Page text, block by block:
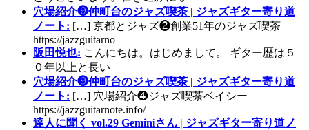
穴場紹介❾仲町台のジャズ喫茶 | ジャズギター寄り道
ノート: […] 京都とジャズ❷創業51年のジャズ喫茶
https://jazzguitarno
阪田悦也: こんにちは。はじめまして。 ギター歴は５
０年以上と長い
穴場紹介❾仲町台のジャズ喫茶 | ジャズギター寄り道
ノート: […] 穴場紹介❹ジャズ喫茶ベイシー
https://jazzguitarnote.info/
達人に聞く vol.29 Geminiさん | ジャズギター寄り道ノ